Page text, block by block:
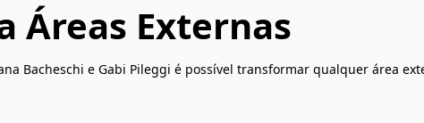
Áreas Externas
Bacheschi e Gabi Pileggi é possível transformar qualquer área